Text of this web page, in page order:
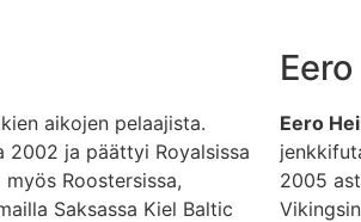
aikojen pelaajista.
2002 ja päättyi Royalsissa
Roostersissa,
Saksassa Kiel Baltic
Eero
2005